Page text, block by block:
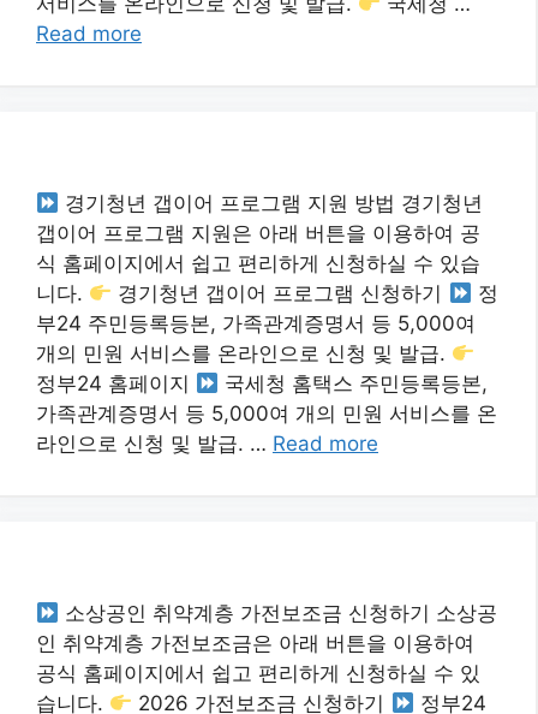
Read more
경기청년 갭이어 프로그램 지원 방법 경기청년
갭이어 프로그램 지원은 아래 버튼을 이용하여 공
식 홈페이지에서 쉽고 편리하게 신청하실 수 있습
니다.
경기청년 갭이어 프로그램 신청하기
정
부24 주민등록등본, 가족관계증명서 등 5,000여
개의 민원 서비스를 온라인으로 신청 및 발급.
정부24 홈페이지
국세청 홈택스 주민등록등본,
가족관계증명서 등 5,000여 개의 민원 서비스를 온
라인으로 신청 및 발급. … Read more
소상공인 취약계층 가전보조금 신청하기 소상공
인 취약계층 가전보조금은 아래 버튼을 이용하여
공식 홈페이지에서 쉽고 편리하게 신청하실 수 있
습니다.
2026 가전보조금 신청하기
정부24